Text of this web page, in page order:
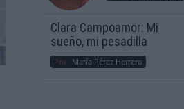
Clara Campoamor: Mi
sueño, mi pesadilla
Por María Pérez Herrero